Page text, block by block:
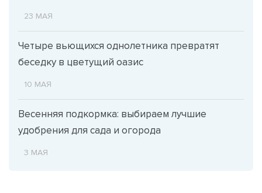
23 МАЯ
Четыре вьющихся однолетника превратят
беседку в цветущий оазис
10 МАЯ
Весенняя подкормка: выбираем лучшие
удобрения для сада и огорода
3 МАЯ